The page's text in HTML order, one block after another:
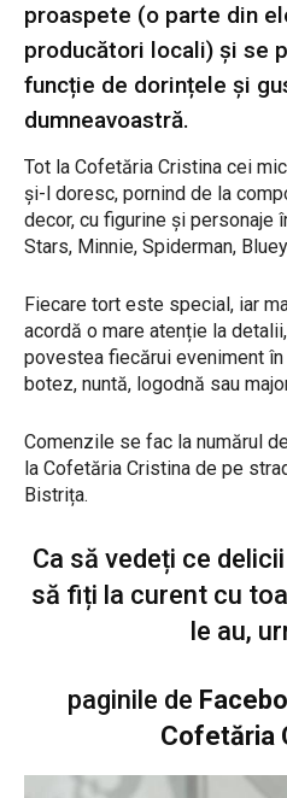
proaspete (o parte din
producători locali) și se
funcție de dorințele și
dumneavoastră.
Tot la Cofetăria Cristina cei
și-l doresc, pornind de la
decor, cu figurine și personaje
Stars, Minnie, Spiderman,
Fiecare tort este special, iar
acordă o mare atenție la
povestea fiecărui eveniment
botez, nuntă, logodnă sau
Comenzile se fac la numărul
la Cofetăria Cristina de pe
Bistrița.
Ca să vedeți ce
să fiți la curent cu
le au,
paginile de
Cofetăria